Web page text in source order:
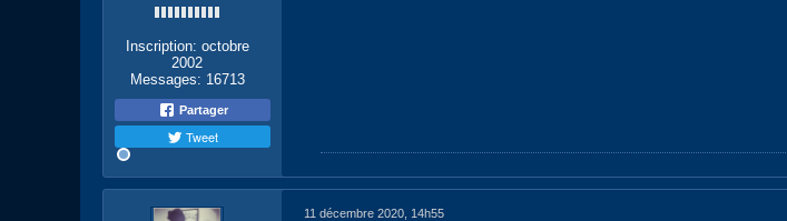
Inscription: octobre
2002
Messages: 16713
Partager
Tweet
11 décembre 2020, 14h55